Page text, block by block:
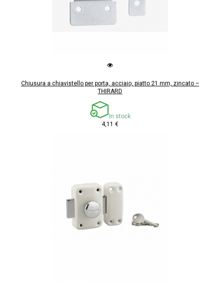
Chiusura a chiavistello per porta, acciaio, piatto 21 mm, zincato –
THIRARD
In stock
4,11 €